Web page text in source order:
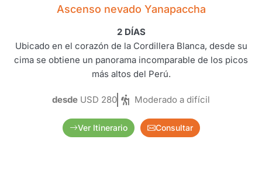
Ascenso nevado Yanapaccha
2 DÍAS
Ubicado en el corazón de la Cordillera Blanca, desde su
cima se obtiene un panorama incomparable de los picos
más altos del Perú.
desde USD 280 Moderado a difícil
Ver Itinerario Consultar